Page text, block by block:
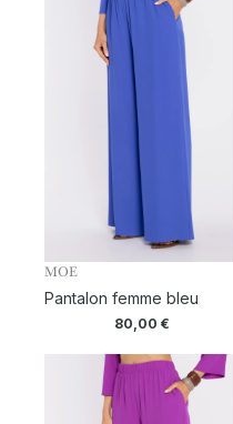
MOE
Pantalon femme bleu
80,00 €